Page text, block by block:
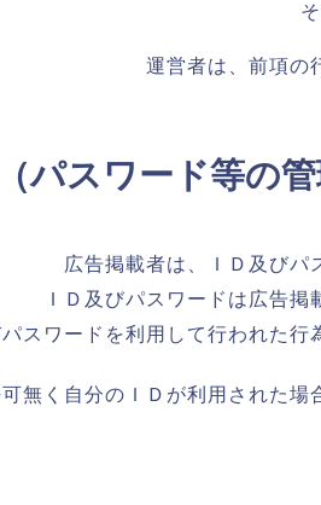
運営者は、前項の
パスワード等の管
広告掲載者は、ＩＤ及びパ
ＩＤ及びパスワードは広告
パスワードを利用して行われた
無く自分のＩＤが利用された